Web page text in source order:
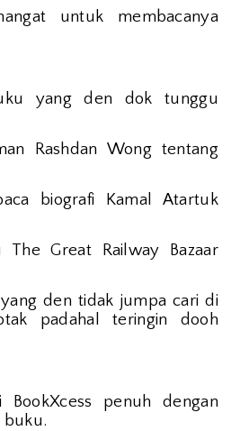
untuk membacanya
yang den dok tunggu
Rashdan Wong tentang
biografi Kamal Atartuk
Great Railway Bazaar
den tidak jumpa cari di
padahal teringin dooh
penuh dengan
buku.